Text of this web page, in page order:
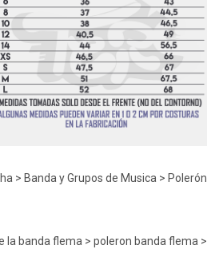
> Banda y Grupos de Musica > Polerón
la banda flema > poleron banda flema >